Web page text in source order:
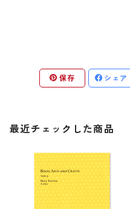
保存 シェア
最近チェックした商品